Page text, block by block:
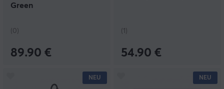
Green
(0)
89.90 €
(1)
54.90 €
NEU NEU